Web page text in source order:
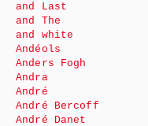
and Last
and The
and white
Andéols
Anders Fogh
Andra
André
André Bercoff
André Danet